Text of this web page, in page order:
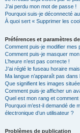
J’ai perdu mon mot de passe !
Pourquoi suis-je déconnecté
À quoi sert « Supprimer les
Préférences et paramètres
Comment puis-je modifier mes
Comment puis-je masquer
L’heure n’est pas correcte !
J’ai réglé le fuseau horaire
Ma langue n’apparaît pas dans
Que signifient les images
Comment puis-je afficher un
Quel est mon rang et comment
Pourquoi m’est-il demandé de
électronique d’un utilisateur ?
Problèmes de publication